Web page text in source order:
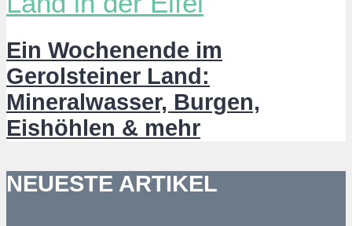
Ein Wochenende im
Gerolsteiner Land:
Mineralwasser, Burgen,
Eishöhlen & mehr
NEUESTE ARTIKEL